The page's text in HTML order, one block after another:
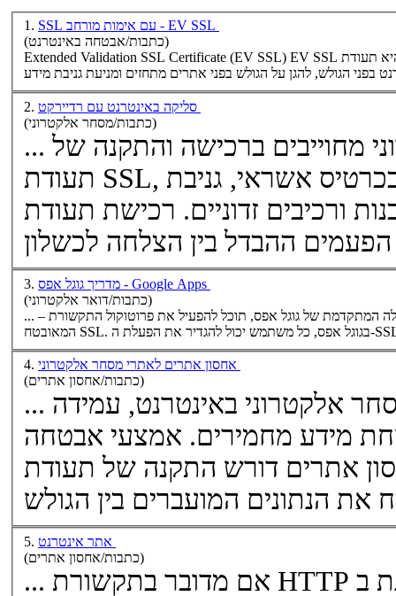
1.
SSL עם אימות מורחב - EV SSL
(כתבות/אבטחה באינטרנט)
Extended Validation SSL Certificate (EV SSL ) EV SSL
2.
(כתבות/מסחר אלקטרוני)
... בעלי אתרי מסחר אלקטרוני מחוייבים ברכישה והתקנה של
SSL, תעודה המונעת בעת רכישה בכרטיס אשראי, גניבת
3.
מדריך גוגל אפס - Google Apps
(כתבות/דואר אלקטרוני)
... – איפשור כניסה מאובטחת (לא חובה) במידה ובחרת בחבילה המתקדמת של גוגל אפס, תוכל להפעיל את פרוטוקול התקשורת
SSL . בגוגל אפס, כל משתמש יכול להגדיר את הפעלת ה-
4.
(כתבות/אחסון אתרים)
... בעולם דורשות, מאתרי מסחר אלקטרוני באינטרנט, עמידה
בתקנים טכנולוגיים ונהלי אבטחת מידע מחמירים. אמצעי אבטחה
5.
(כתבות/אחסון אתרים)